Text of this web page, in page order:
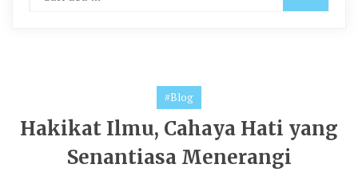
#Blog
Hakikat Ilmu, Cahaya Hati yang
Senantiasa Menerangi